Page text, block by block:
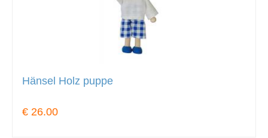
Hänsel Holz puppe
€ 26.00